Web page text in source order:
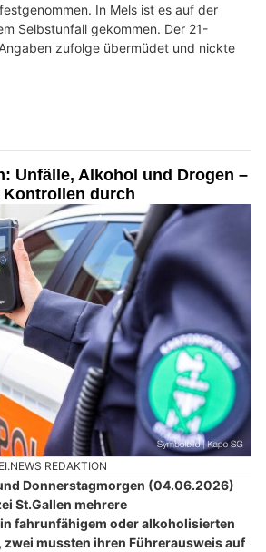
In Mels ist es auf der
Selbstunfall gekommen. Der 21-
zufolge übermüdet und nickte
Unfälle, Alkohol und Drogen –
durch
REDAKTION
Donnerstagmorgen (04.06.2026)
St.Gallen mehrere
fahrunfähigem oder alkoholisierten
zwei mussten ihren Führerausweis auf